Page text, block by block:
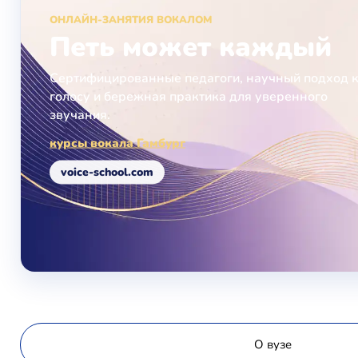
ОНЛАЙН-ЗАНЯТИЯ ВОКАЛОМ
Петь может каждый
Сертифицированные педагоги, научный подход к
голосу и бережная практика для уверенного
звучания.
курсы вокала Гамбург
voice-school.com
О вузе